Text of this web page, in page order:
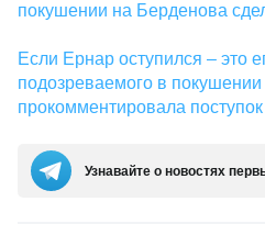
покушении на Берденова
Если Ернар оступился – это
подозреваемого в
прокомментировала
Узнавайте о новостях